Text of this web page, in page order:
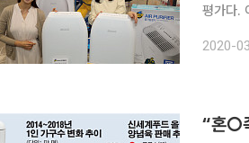
평가다.
공기청
2020-
“혼○